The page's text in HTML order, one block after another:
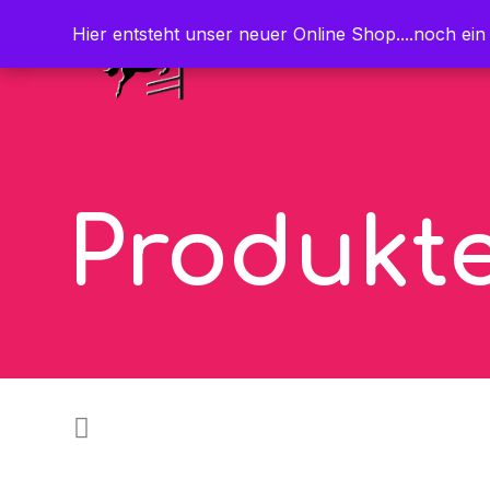
Hier entsteht unser neuer Online Shop....noch
Hier entsteht unser neuer Online Shop....noch